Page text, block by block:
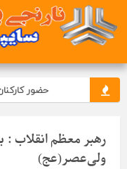
حضور کارکنان
رهبر معظم انقلاب :
ولی‌عصر(عج)